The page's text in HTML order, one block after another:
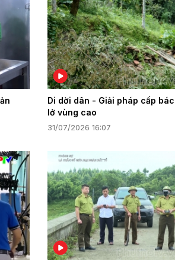
Di dời dân - Giải pháp cấp
lở vùng cao
31/07/2026 16:07